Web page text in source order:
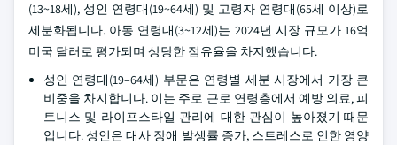
(13~18세), 성인 연령대(19~64세) 및 고령자 연령대(65세 이상)로
세분화됩니다. 아동 연령대(3~12세)는 2024년 시장 규모가 16억
미국 달러로 평가되며 상당한 점유율을 차지했습니다.
성인 연령대(19–64세) 부문은 연령별 세분 시장에서 가장 큰
비중을 차지합니다. 이는 주로 근로 연령층에서 예방 의료, 피
트니스 및 라이프스타일 관리에 대한 관심이 높아졌기 때문
입니다. 성인은 대사 장애 발생률 증가, 스트레스로 인한 영양